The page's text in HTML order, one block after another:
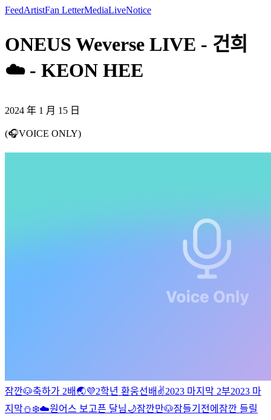
FeedArtistFan LetterMediaLiveNotice
ONEUS Weverse LIVE - 건희
☁️ - KEON HEE
2024 年 1 月 15 日
(🎧VOICE ONLY)
잠깐🐶축하가 2배🌏💜2학년 환웅선배✌️2023 마지막 2부2023 마
지막⛄️❄️☁️원어스 보고픈 달님🌙잠깐만🐶잠들기전에 잠깐 들릴